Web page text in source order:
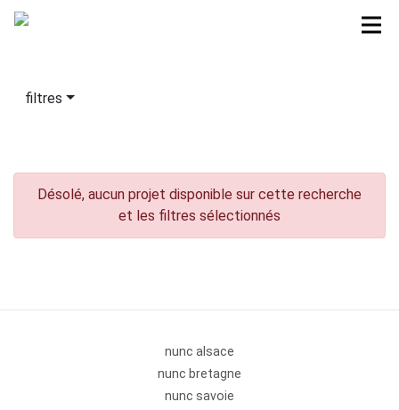
filtres
Désolé, aucun projet disponible sur cette recherche
et les filtres sélectionnés
nunc alsace
nunc bretagne
nunc savoie